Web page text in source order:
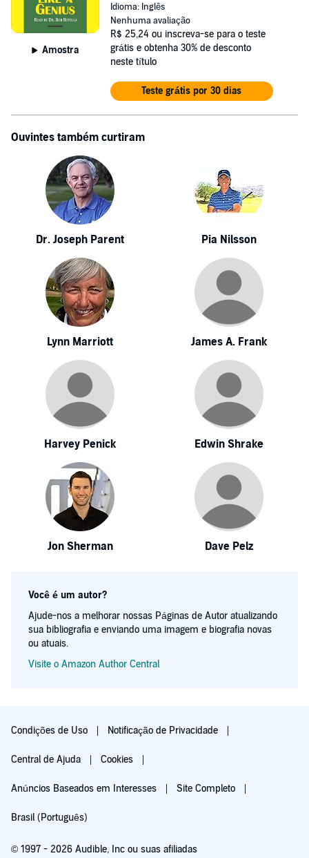
Amostra
Idioma: Inglês
Nenhuma avaliação
R$ 25,24 ou inscreva-se para o teste
grátis e obtenha 30% de desconto
neste título
Teste grátis por 30 dias
Ouvintes também curtiram
Dr. Joseph Parent Pia Nilsson
Lynn Marriott James A. Frank
Harvey Penick Edwin Shrake
Jon Sherman Dave Pelz
Você é um autor?
Ajude-nos a melhorar nossas Páginas de Autor atualizando
sua bibliografia e enviando uma imagem e biografia novas
ou atuais.
Visite o Amazon Author Central
Condições de Uso Notificação de Privacidade
Central de Ajuda Cookies
Anúncios Baseados em Interesses Site Completo
Brasil (Português)
© 1997 - 2026 Audible, Inc ou suas afiliadas